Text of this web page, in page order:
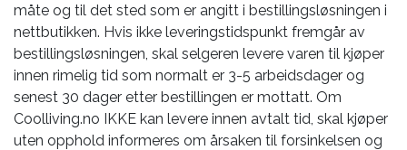
måte og til det sted som er angitt i bestillingsløsningen i
nettbutikken. Hvis ikke leveringstidspunkt fremgår av
bestillingsløsningen, skal selgeren levere varen til kjøper
innen rimelig tid som normalt er 3-5 arbeidsdager og
senest 30 dager etter bestillingen er mottatt. Om
Coolliving.no IKKE kan levere innen avtalt tid, skal kjøper
uten opphold informeres om årsaken til forsinkelsen og